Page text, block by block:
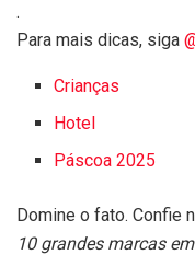
.
Para mais dicas, siga
Crianças
Hotel
Páscoa 2025
Domine o fato. Confie
10 grandes marcas